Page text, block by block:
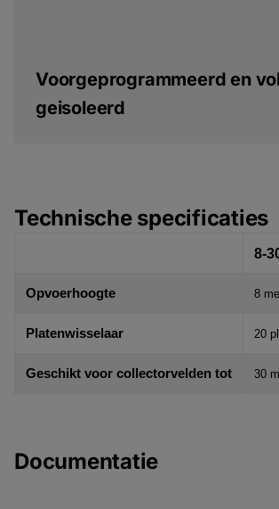
Voorgeprogrammeerd en
geisoleerd
Technische specificaties
8-
Opvoerhoogte 8
Platenwisselaar 20
Geschikt voor collectorvelden tot 30
Documentatie